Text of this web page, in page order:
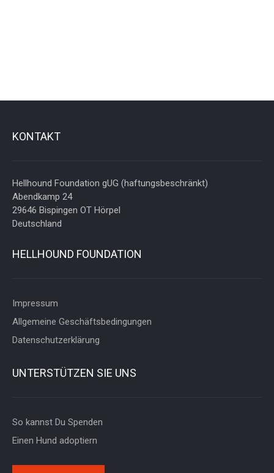
KONTAKT
Hellhound Foundation gUG (haftungsbeschränkt)
Abendkamp 24
29646 Bispingen OT Hörpel
Deutschland
HELLHOUND FOUNDATION
Impressum
Allgemeine Geschäftsbedingungen
Datenschutzerklärung
UNTERSTÜTZEN SIE UNS
So kannst Du Spenden
Einen Hund adoptiern